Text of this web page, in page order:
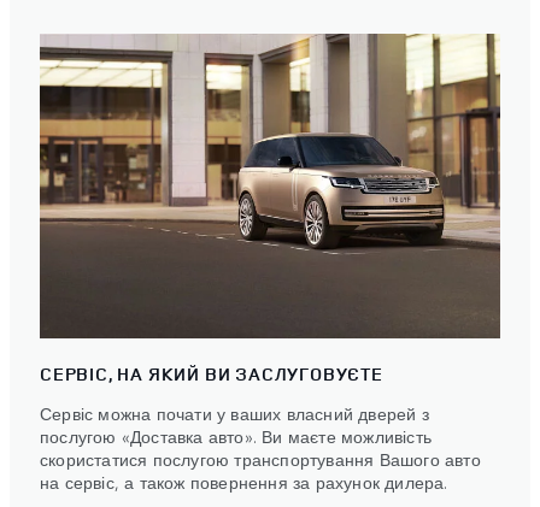
СЕРВІС, НА ЯКИЙ ВИ ЗАСЛУГОВУЄТЕ
Сервіс можна почати у ваших власний дверей з
послугою «Доставка авто». Ви маєте можливість
скористатися послугою транспортування Вашого авто
на сервіс, а також повернення за рахунок дилера.